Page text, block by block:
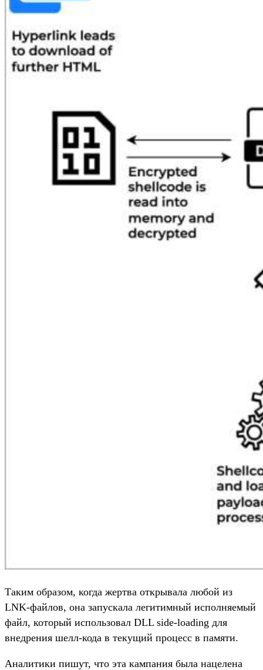
Таким образом, когда жертва открывала любой из
LNK-файлов, она запускала легитимный исполняемый
файл, который использовал DLL side-loading для
внедрения шелл-кода в текущий процесс в памяти.
Аналитики пишут, что эта кампания была нацелена